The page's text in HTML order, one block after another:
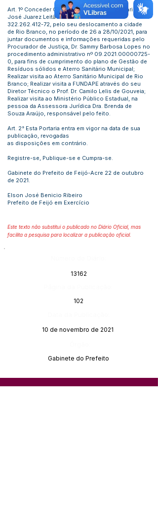
Art. 1º Conceder 02 (duas) diárias ao Secretário
José Juarez Leitão dos Santos - CPF nº
322.262.412-72, pelo seu deslocamento a cidade
de Rio Branco, no período de 26 a 28/10/2021, para
juntar documentos e informações requeridas pelo
Procurador de Justiça, Dr. Sammy Barbosa Lopes no
procedimento administrativo nº 09.2021.00000725-
0, para fins de cumprimento do plano de Gestão de
Resíduos sólidos e Aterro Sanitário Municipal;
Realizar visita ao Aterro Sanitário Municipal de Rio
Branco; Realizar visita a FUNDAPE através do seu
Diretor Técnico o Prof. Dr. Camilo Lelis de Gouveia;
Realizar visita ao Ministério Público Estadual, na
pessoa da Assessora Jurídica Dra. Brenda de
Souza Araújo, responsável pelo feito.
Art. 2° Esta Portaria entra em vigor na data de sua
publicação, revogadas
as disposições em contrário.
Registre-se, Publique-se e Cumpra-se.
Gabinete do Prefeito de Feijó-Acre 22 de outubro
de 2021.
Elson José Benicio Ribeiro
Prefeito de Feijó em Exercício
Este texto não substitui o publicado no Diário Oficial, mas
facilita a pesquisa para localizar a publicação oficial.
13162
102
10 de novembro de 2021
Gabinete do Prefeito